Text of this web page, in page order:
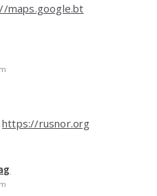
maps.google.bt
https://rusnor.org